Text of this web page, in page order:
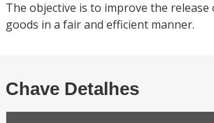
The objective is to improve the
goods in a fair and efficient manner.
Chave Detalhes